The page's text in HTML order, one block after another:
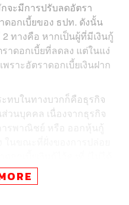
จะมีการปรับลดอัตรา
ดอกเบี้ยของ ธปท. ดังนั้น
ทางคือ หากเป็นผู้ที่มีเงินกู้
าดอกเบี้ยที่ลดลง แต่ในแง่
ราะอัตราดอกเบี้ยเงินฝาก
ทบในทางบวกก็คือธุรกิจ
ส่วนบุคคล เนื่องจากธุรกิจ
ารพาณิชย์ หรือ ออกหุ้นกู้
นตลาด) ดังนั้น จึงทำให้